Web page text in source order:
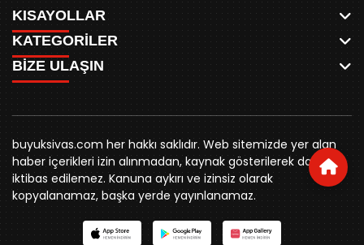
KISAYOLLAR
ANASAYFA
AKSU CANLI
MEYDAN CANLI
MEDRESELER CANLI
MERAKÜM CANLI
YUKARI TEKKE CANLI
KURUMSAL KİMLİK
REKLAM FİYATLARI
BİZE ULAŞIN
KÜNYE
RESMİ İLANLAR
KATEGORİLER
WHATSAPP
SPOR
SİYASET
BELEDİYE
SİVAS VALİLİĞİ
ÜNİVERSİTE
KURUMLAR
STK
YORUM
İLÇELER
BİZE ULAŞIN
0346 221 00 60
buyuksivashaber@gmail.com
Örtülüpınar Mah. İnönü Bulvarı Özkahya Apt. Kat:3 D:7
Sivas
buyuksivas.com her hakkı saklıdır. Web sitemizde yer alan
haber içerikleri izin alınmadan, kaynak gösterilerek dahi
iktibas edilemez. Kanuna aykırı ve izinsiz olarak
kopyalanamaz, başka yerde yayınlanamaz.